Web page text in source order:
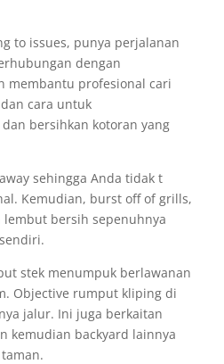
to issues, punya perjalanan
dengan
membantu profesional cari
cara untuk
bersihkan kotoran yang
sehingga Anda tidak t
Kemudian, burst off of grills,
bersih sepenuhnya
stek menumpuk berlawanan
Objective rumput kliping di
jalur. Ini juga berkaitan
kemudian backyard lainnya